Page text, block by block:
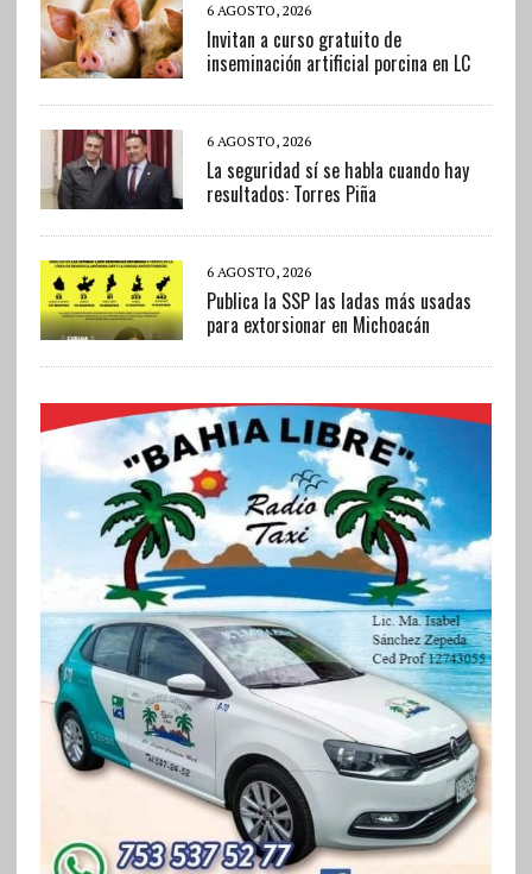
6 AGOSTO, 2026
Invitan a curso gratuito de
inseminación artificial porcina en LC
6 AGOSTO, 2026
La seguridad sí se habla cuando hay
resultados: Torres Piña
6 AGOSTO, 2026
Publica la SSP las ladas más usadas
para extorsionar en Michoacán